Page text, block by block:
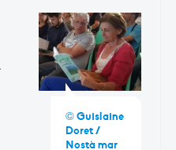
© Guislaine
Doret /
Nostà mar